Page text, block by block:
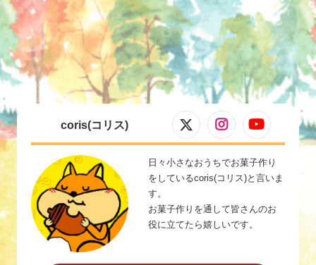
coris(コリス)
日々小さなおうちでお菓子作り
をしているcoris(コリス)と言いま
す。
お菓子作りを通して皆さんのお
役に立てたら嬉しいです。